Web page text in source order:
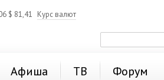
$ 81,41 Курс валют
Афиша ТВ Форум